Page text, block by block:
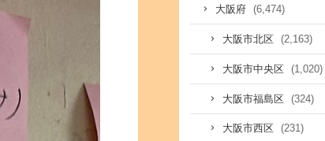
大阪府 (6,474)
大阪市北区 (2,163)
大阪市中央区 (1,020)
大阪市福島区 (324)
大阪市西区 (231)